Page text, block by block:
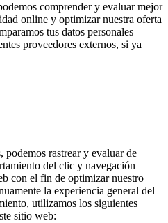
comprender y evaluar mejor
online y optimizar nuestra oferta
tus datos personales
proveedores externos, si ya
podemos rastrear y evaluar de
del clic y navegación
con el fin de optimizar nuestro
la experiencia general del
utilizamos los siguientes
sitio web: